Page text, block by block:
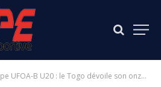
UFOA-B U20 : le Togo dévoile son onze de départ face au Niger